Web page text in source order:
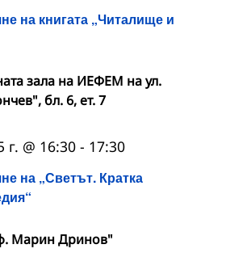
на книгата „Читалище и
зала на ИЕФЕМ на ул.
бл. 6, ет. 7
на „Светът. Кратка
г. @ 16:30 - 17:30
Марин Дринов"